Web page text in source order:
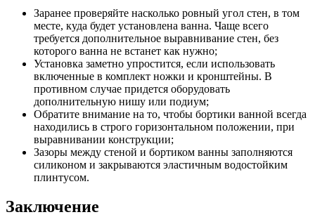
Заранее проверяйте насколько ровный угол стен, в том
месте, куда будет установлена ванна. Чаще всего
требуется дополнительное выравнивание стен, без
которого ванна не встанет как нужно;
Установка заметно упростится, если использовать
включенные в комплект ножки и кронштейны. В
противном случае придется оборудовать
дополнительную нишу или подиум;
Обратите внимание на то, чтобы бортики ванной всегда
находились в строго горизонтальном положении, при
выравнивании конструкции;
Зазоры между стеной и бортиком ванны заполняются
силиконом и закрываются эластичным водостойким
плинтусом.
Заключение